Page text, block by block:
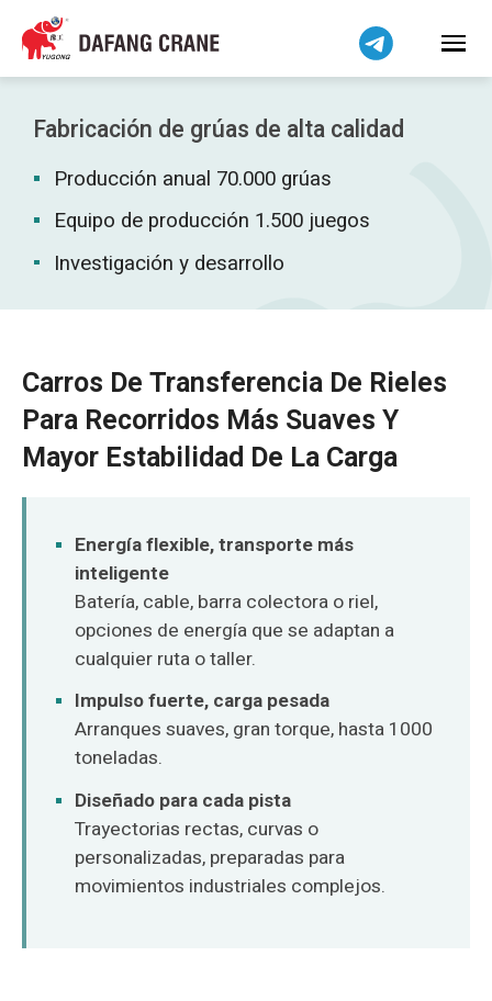
Fabricación de grúas de alta calidad
Producción anual 70.000 grúas
Equipo de producción 1.500 juegos
Investigación y desarrollo
Carros De Transferencia De Rieles
Para Recorridos Más Suaves Y
Mayor Estabilidad De La Carga
Energía flexible, transporte más
inteligente
Batería, cable, barra colectora o riel,
opciones de energía que se adaptan a
cualquier ruta o taller.
Impulso fuerte, carga pesada
Arranques suaves, gran torque, hasta 1000
toneladas.
Diseñado para cada pista
Trayectorias rectas, curvas o
personalizadas, preparadas para
movimientos industriales complejos.
Bahasa Indonesia
Bahasa Melayu
Tiếng Việt
简体中文
فارسی
Pilipino
اردو
Kiswahili
Dansk
Norsk
O‘zbekcha